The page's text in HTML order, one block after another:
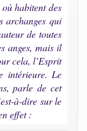
habitent des
archanges qui
de toutes
anges, mais il
cela, l’Esprit
intérieure. Le
parle de cet
à-dire sur le
effet :